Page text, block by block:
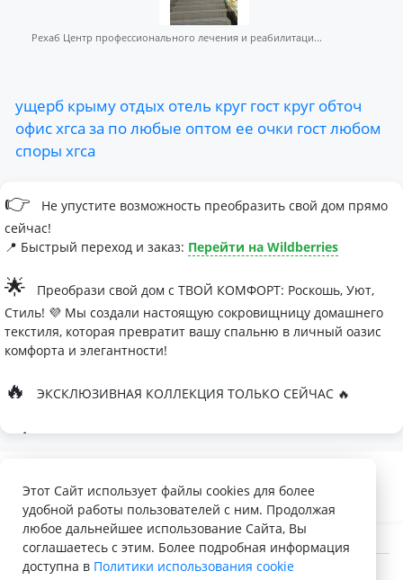
Рехаб Центр профессионального лечения и реабилитаци...
ущерб крыму отдых отель круг гост круг обточ
офисхгса за полюбые оптом ее очки гостлюбом
споры хгса
👉
Не упустите возможность преобразить свой дом прямо
сейчас!
📍 Быстрый переход и заказ: Перейти на Wildberries
🌟
Преобрази свой дом с ТВОЙ КОМФОРТ: Роскошь, Уют,
Стиль! 💜 Мы создали настоящую сокровищницу домашнего
текстиля, которая превратит вашу спальню в личный оазис
комфорта и элегантности!
🔥 ЭКСКЛЮЗИВНАЯ КОЛЛЕКЦИЯ ТОЛЬКО СЕЙЧАС 🔥
🛏
Палитра изысканных оттенков:
- Темно-серый для минималистичных интерьеров
- Сиреневый для романтичных натур
- Персиковый мусс для теплой атмосферы
Этот Сайт использует файлы cookies для более
удобной работы пользователей с ним. Продолжая
любое дальнейшее использование Сайта, Вы
соглашаетесь с этим. Более подробная информация
доступна в Политики использования cookie